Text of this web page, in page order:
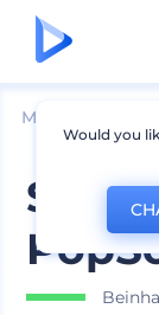
Mockups
Would you